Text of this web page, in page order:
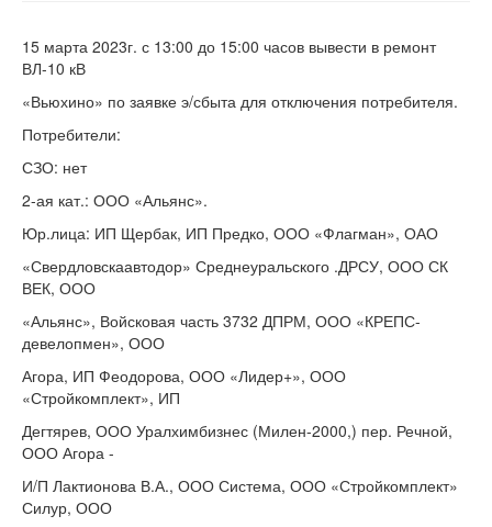
15 марта 2023г. с 13:00 до 15:00 часов вывести в ремонт
ВЛ-10 кВ
«Вьюхино» по заявке э/сбыта для отключения потребителя.
Потребители:
СЗО: нет
2-ая кат.: ООО «Альянс».
Юр.лица: ИП Щербак, ИП Предко, ООО «Флагман», ОАО
«Свердловскаавтодор» Среднеуральского .ДРСУ, ООО СК
ВЕК, ООО
«Альянс», Войсковая часть 3732 ДПРМ, ООО «КРЕПС-
девелопмен», ООО
Агора, ИП Феодорова, ООО «Лидер+», ООО
«Стройкомплект», ИП
Дегтярев, ООО Уралхимбизнес (Милен-2000,) пер. Речной,
ООО Агора -
И/П Лактионова В.А., ООО Система, ООО «Стройкомплект»
Силур, ООО